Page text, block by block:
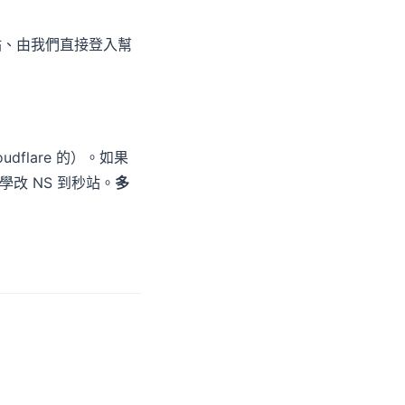
由我們直接登入幫
的）。如果
改 NS 到秒站。 多